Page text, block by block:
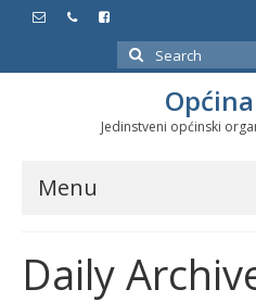
Search
for:
Jedinstveni općinski
Menu
Službeni glasnici
Daily